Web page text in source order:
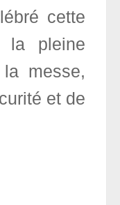
cette
la pleine
messe,
et de